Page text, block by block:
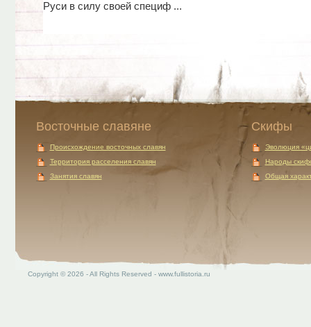
Руси в силу своей специф ...
Восточные славяне
Происхождение восточных славян
Территория расселения славян
Занятия славян
Скифы
Эволюция
Народы
Общая
Copyright © 2026 - All Rights Reserved - www.fullistoria.ru